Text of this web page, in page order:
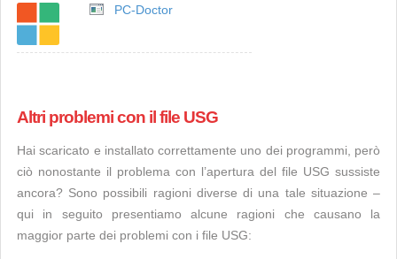
PC-Doctor
Altri problemi con il file USG
Hai scaricato e installato correttamente uno dei programmi, però
ciò nonostante il problema con l’apertura del file USG sussiste
ancora? Sono possibili ragioni diverse di una tale situazione –
qui in seguito presentiamo alcune ragioni che causano la
maggior parte dei problemi con i file USG: